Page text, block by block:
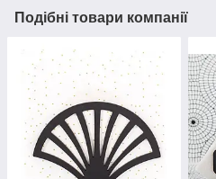
Подібні товари компанії